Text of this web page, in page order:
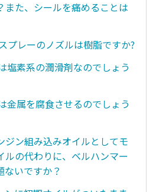
また、シールを痛めることは
プレーのノズルは樹脂ですか?
塩素系の潤滑剤なのでしょう
金属を腐食させるのでしょう
ジン組み込みオイルとしてモ
ルの代わりに、ベルハンマー
ないですか？